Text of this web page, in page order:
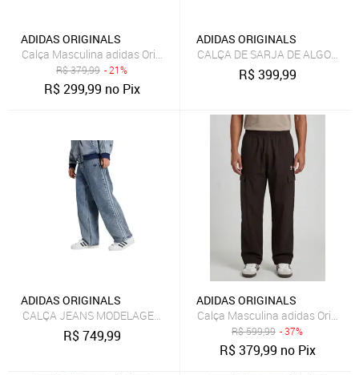
ADIDAS ORIGINALS
Calça Masculina adidas Originals 3 Stripes Azul-Marinho
R$379,99 - 21%
R$299,99 no Pix
ADIDAS ORIGINALS
CALÇA DE SARJA DE
R$399,99
ADIDAS ORIGINALS
CALÇA JEANS MODELAGEM RETA SST adidas Originals
R$749,99
ADIDAS ORIGINALS
Calça Masculina adidas
R$599,99 - 37%
R$379,99 no Pix